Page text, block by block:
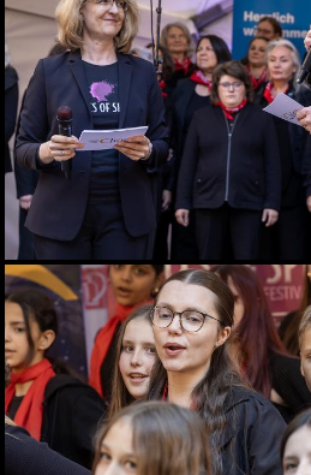
WM 2026: Ganz Graz
fieberte mit der
Nationalelf
02.07.2026
Die Innenstadt wurde zum
Laufsteg
29.06.2026
Live aus dem Rathaus:
Das war Wahlsonntag in
Graz 2026, TEIL 2
28.06.2026
Live aus dem Rathaus:
Das war Wahlsonntag in
Graz 2026, TEIL 1
28.06.2026
Pride: Graz feierte bei der
CSD-Parade unterm
Regenbogen
27.06.2026